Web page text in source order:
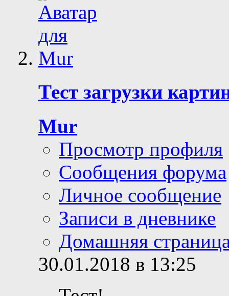
Тест загрузки
Mur
Просмотр профиля
Сообщения форума
Личное сообщение
Записи в дневнике
Домашняя
30.01.2018 в 13:25